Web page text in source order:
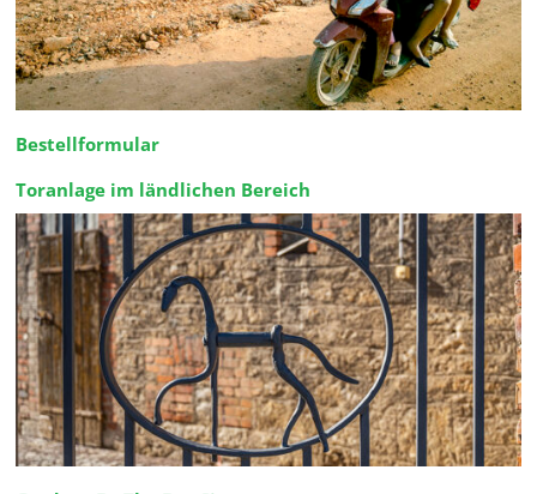
Bestellformular
Toranlage im ländlichen Bereich